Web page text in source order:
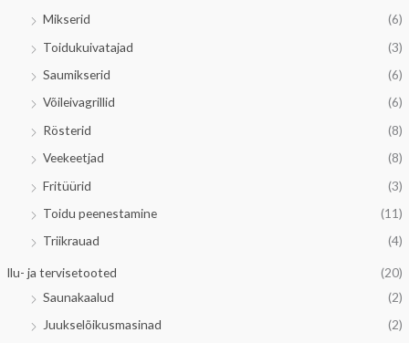
Mikserid
(6)
Toidukuivatajad
(3)
Saumikserid
(6)
Võileivagrillid
(6)
Rösterid
(8)
Veekeetjad
(8)
Fritüürid
(3)
Toidu peenestamine
(11)
Triikrauad
(4)
Ilu- ja tervisetooted
(20)
Saunakaalud
(2)
Juukselõikusmasinad
(2)